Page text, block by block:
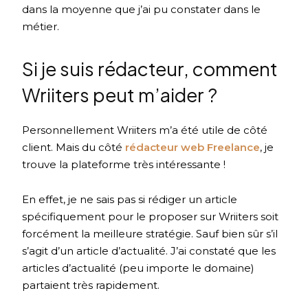
dans la moyenne que j’ai pu constater dans le
métier.
Si je suis rédacteur, comment
Wriiters peut m’aider ?
Personnellement Wriiters m’a été utile de côté
client. Mais du côté rédacteur web Freelance, je
trouve la plateforme très intéressante !
En effet, je ne sais pas si rédiger un article
spécifiquement pour le proposer sur Wriiters soit
forcément la meilleure stratégie. Sauf bien sûr s’il
s’agit d’un article d’actualité. J’ai constaté que les
articles d’actualité (peu importe le domaine)
partaient très rapidement.